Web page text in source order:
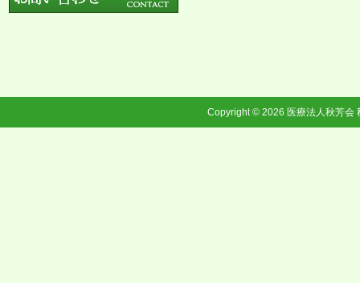
Copyright © 2026 医療法人秋芳会